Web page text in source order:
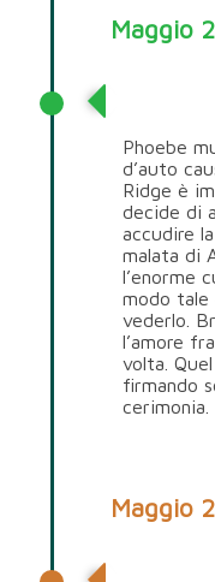
Maggio
Phoebe
d’auto
Ridge è
decide di
accudire
malata di
l’enorme
modo tale
vederlo.
l’amore
volta.
firmando
cerimonia.
Maggio